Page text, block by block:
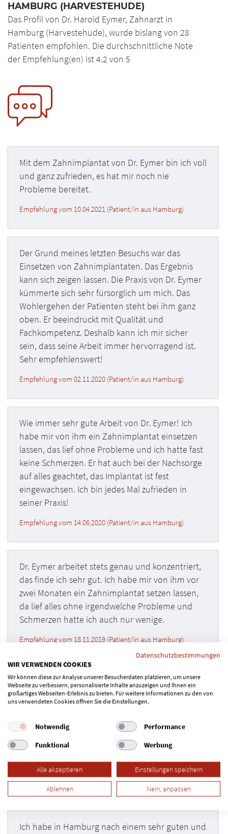
HAMBURG (HARVESTEHUDE)
Das Profil von Dr. Harold Eymer, Zahnarzt in
Hamburg (Harvestehude), wurde bislang von 28
Patienten empfohlen. Die durchschnittliche Note
der Empfehlung(en) ist 4.2 von 5
Mit dem Zahnimplantat von Dr. Eymer bin ich voll
und ganz zufrieden, es hat mir noch nie
Probleme bereitet.
Empfehlung vom 10.04.2021 (Patient/in aus Hamburg)
Der Grund meines letzten Besuchs war das
Einsetzen von Zahnimplantaten. Das Ergebnis
kann sich zeigen lassen. Die Praxis von Dr. Eymer
kümmerte sich sehr fürsorglich um mich. Das
Wohlergehen der Patienten steht bei ihm ganz
oben. Er beeindruckt mit Qualität und
Fachkompetenz. Deshalb kann ich mir sicher
sein, dass seine Arbeit immer hervorragend ist.
Sehr empfehlenswert!
Empfehlung vom 02.11.2020 (Patient/in aus Hamburg)
Wie immer sehr gute Arbeit von Dr. Eymer! Ich
habe mir von ihm ein Zahnimplantat einsetzen
lassen, das lief ohne Probleme und ich hatte fast
keine Schmerzen. Er hat auch bei der Nachsorge
auf alles geachtet, das Implantat ist fest
eingewachsen. Ich bin jedes Mal zufrieden in
seiner Praxis!
Empfehlung vom 14.06.2020 (Patient/in aus Hamburg)
Dr. Eymer arbeitet stets genau und konzentriert,
das finde ich sehr gut. Ich habe mir von ihm vor
zwei Monaten ein Zahnimplantat setzen lassen,
da lief alles ohne irgendwelche Probleme und
Schmerzen hatte ich auch nur wenige.
Empfehlung vom 18.11.2019 (Patient/in aus Hamburg)
Ich bin wie immer sehr zufrieden bei Dr. Eymer.
Das Zahnimplantat, welches er mir gesetzt hat,
etwas nervös, es ist dann alles super gelaufen
mich schon wenn alles abgeheilt ist, dann kann
ich endlich mein neues Zahnimplantat nutzen!
Empfehlung vom 17.07.2019 (Patient/in aus Hamburg)
Ich habe in Hamburg nach einem sehr guten und
Datenschutzbestimmungen
WIR VERWENDEN COOKIES
Wir können diese zur Analyse unserer Besucherdaten platzieren, um unsere
Webseite zu verbessern, personalisierte Inhalte anzuzeigen und Ihnen ein
großartiges Webseiten-Erlebnis zu bieten. Für weitere Informationen zu den von
uns verwendeten Cookies öffnen Sie die Einstellungen.
Notwendig
Performance
Funktional
Werbung
Alle akzeptieren Einstellungen speichern
Ablehnen Nein, anpassen